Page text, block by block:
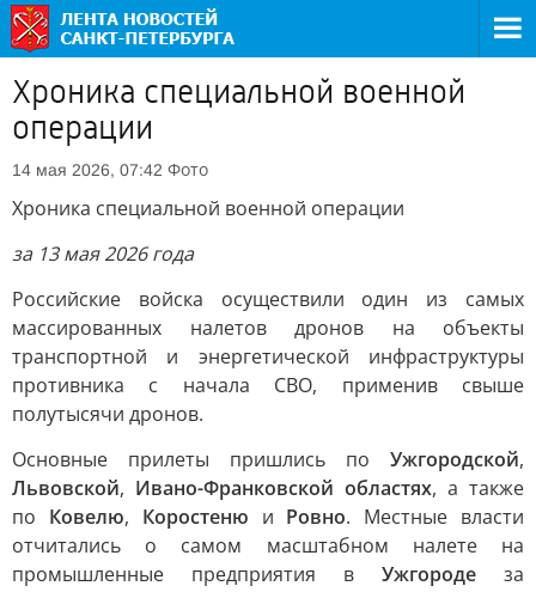
Хроника специальной военной
операции
14 мая 2026, 07:42 Фото
Хроника специальной военной операции
за 13 мая 2026 года
Российские войска осуществили один из самых
массированных налетов дронов на объекты
транспортной и энергетической инфраструктуры
противника с начала СВО, применив свыше
полутысячи дронов.
Основные прилеты пришлись по Ужгородской,
Львовской, Ивано-Франковской областях, а также
по Ковелю, Коростеню и Ровно. Местные власти
отчитались о самом масштабном налете на
промышленные предприятия в Ужгороде за